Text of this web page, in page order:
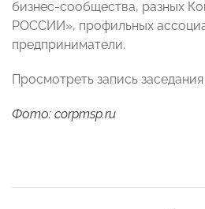
бизнес-сообщества, разных
РОССИИ», профильных
предприниматели.
Просмотреть запись
Фото: corpmsp.ru